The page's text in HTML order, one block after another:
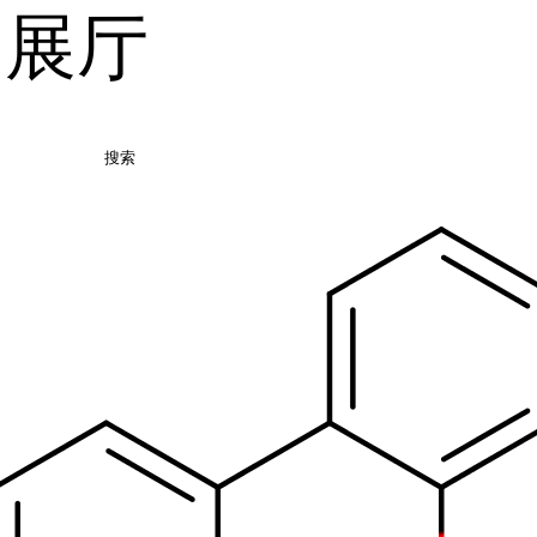
厅
搜索